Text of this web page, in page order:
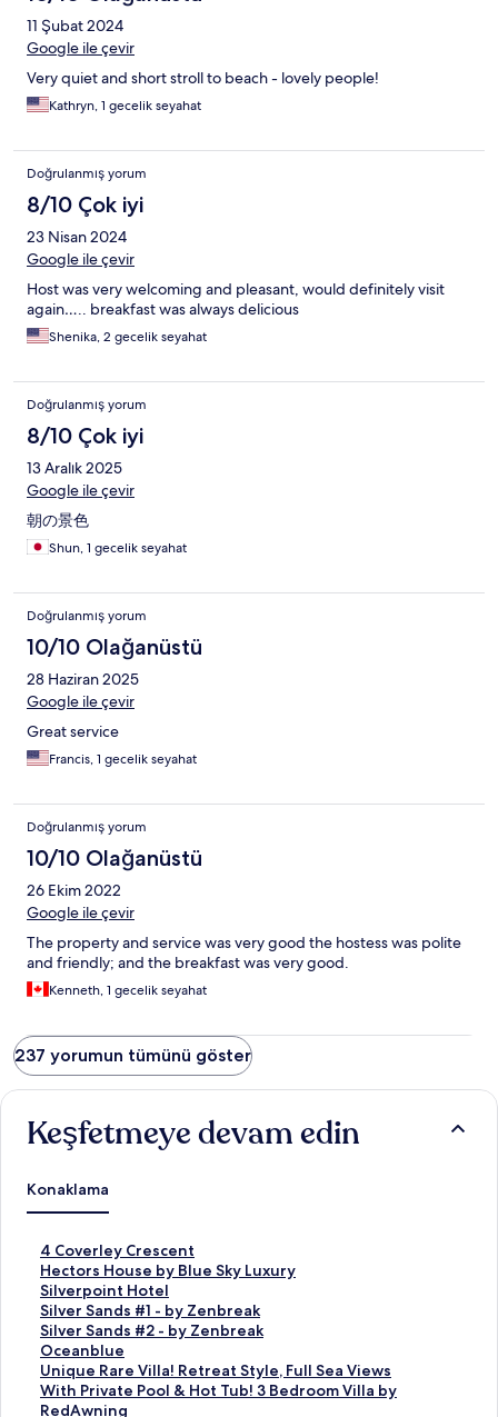
11 Şubat 2024
Google ile çevir
Very quiet and short stroll to beach - lovely people!
Kathryn, 1 gecelik seyahat
Doğrulanmış yorum
8/10 Çok iyi
23 Nisan 2024
Google ile çevir
Host was very welcoming and pleasant, would definitely visit
again….. breakfast was always delicious
Shenika, 2 gecelik seyahat
Doğrulanmış yorum
8/10 Çok iyi
13 Aralık 2025
Google ile çevir
朝の景色
Shun, 1 gecelik seyahat
Doğrulanmış yorum
10/10 Olağanüstü
28 Haziran 2025
Google ile çevir
Great service
Francis, 1 gecelik seyahat
Doğrulanmış yorum
10/10 Olağanüstü
26 Ekim 2022
Google ile çevir
The property and service was very good the hostess was polite
and friendly; and the breakfast was very good.
Kenneth, 1 gecelik seyahat
237 yorumun tümünü göster
Keşfetmeye devam edin
Konaklama
4 Coverley Crescent
4
C
o
v
e
r
l
e
y
Hectors House by Blue Sky Luxury
H
e
c
t
o
r
s
H
Silverpoint Hotel
S
i
l
v
e
r
p
Silver Sands #1 - by Zenbreak
S
i
l
v
e
r
Silver Sands #2 - by Zenbreak
S
i
l
v
e
Oceanblue
O
c
e
a
Unique Rare Villa! Retreat Style, Full Sea Views
With Private Pool & Hot Tub! 3 Bedroom Villa by
RedAwning
U
n
i